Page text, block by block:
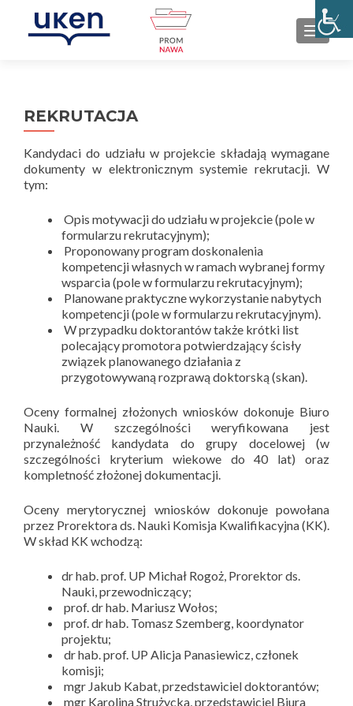
REKRUTACJA
Kandydaci do udziału w projekcie składają wymagane
dokumenty w elektronicznym systemie rekrutacji. W
tym:
Opis motywacji do udziału w projekcie (pole w
formularzu rekrutacyjnym);
Proponowany program doskonalenia
kompetencji własnych w ramach wybranej formy
wsparcia (pole w formularzu rekrutacyjnym);
Planowane praktyczne wykorzystanie nabytych
kompetencji (pole w formularzu rekrutacyjnym).
W przypadku doktorantów także krótki list
polecający promotora potwierdzający ścisły
związek planowanego działania z
przygotowywaną rozprawą doktorską (skan).
Oceny formalnej złożonych wniosków dokonuje Biuro
Nauki. W szczególności weryfikowana jest
przynależność kandydata do grupy docelowej (w
szczególności kryterium wiekowe do 40 lat) oraz
kompletność złożonej dokumentacji.
Oceny merytorycznej wniosków dokonuje powołana
przez Prorektora ds. Nauki Komisja Kwalifikacyjna (KK).
W skład KK wchodzą:
dr hab. prof. UP Michał Rogoż, Prorektor ds.
Nauki, przewodniczący;
prof. dr hab. Mariusz Wołos;
prof. dr hab. Tomasz Szemberg, koordynator
projektu;
dr hab. prof. UP Alicja Panasiewicz, członek
komisji;
mgr Jakub Kabat, przedstawiciel doktorantów;
mgr Karolina Strużycka, przedstawiciel Biura